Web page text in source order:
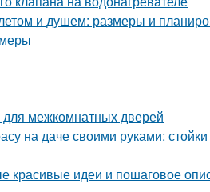
и душем: размеры и
межкомнатных дверей
на даче своими руками:
идеи и пошаговое